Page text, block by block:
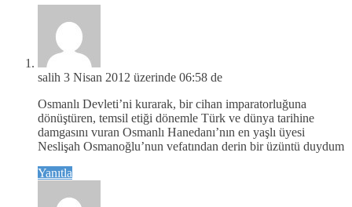
salih 3 Nisan 2012 üzerinde 06:58 de
Osmanlı Devleti’ni kurarak, bir cihan imparatorluğuna
dönüştüren, temsil etiği dönemle Türk ve dünya tarihine
damgasını vuran Osmanlı Hanedanı’nın en yaşlı üyesi
Neslişah Osmanoğlu’nun vefatından derin bir üzüntü duydum
Yanıtla